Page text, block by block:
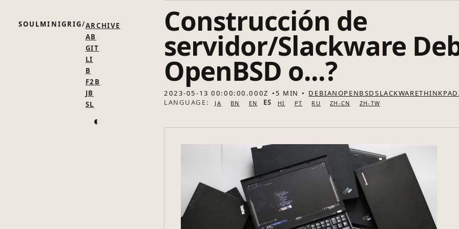
SOULMINIGRIG ARCHIVE
AB
GIT
LI
B
F2B
JB
SL
◐
Construcción de
servidor/Slackware
OpenBSD o...?
2023-05-13 00:00:00.000Z 5 MIN DEBIAN OPENBSD SLACKWARE
LANGUAGE:
JA BN EN ES HI PT RU ZH-CN ZH-TW